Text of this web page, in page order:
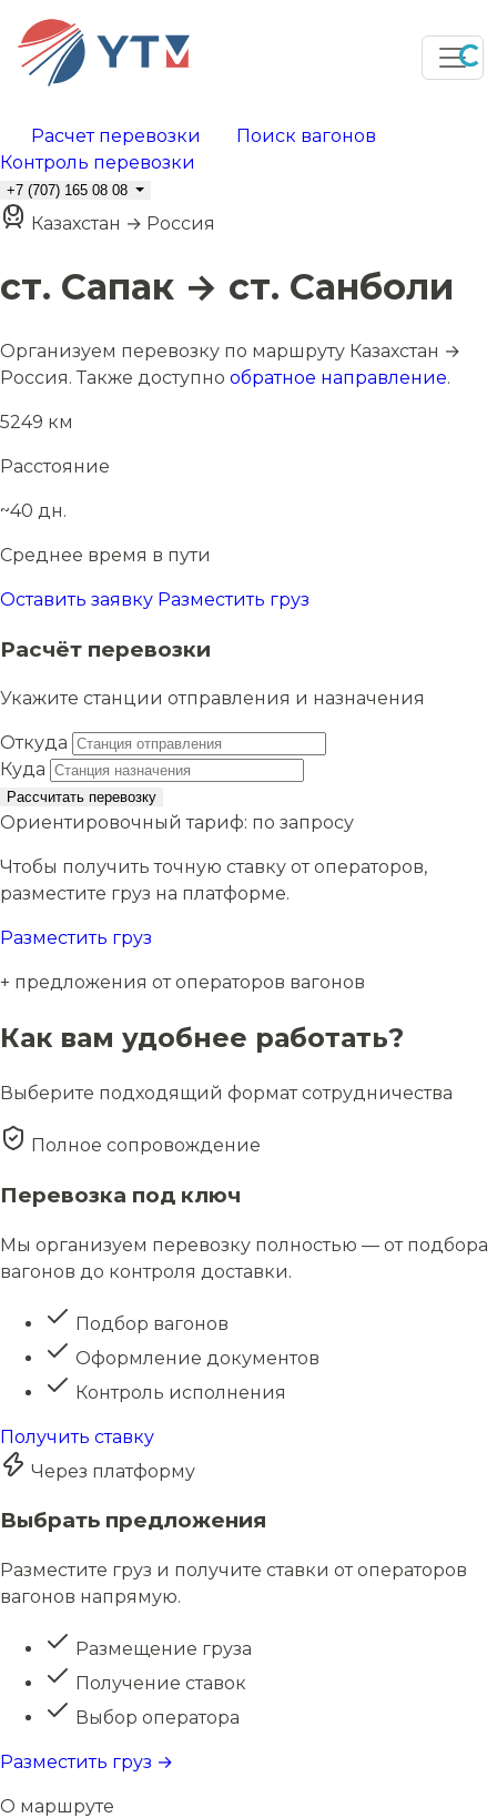
Расчет перевозки
Поиск вагонов
Контроль перевозки
+7 (707) 165 08 08
Казахстан → Россия
ст. Сапак → ст. Санболи
Организуем перевозку по маршруту Казахстан →
Россия. Также доступно обратное направление.
5249 км
Расстояние
~40 дн.
Среднее время в пути
Оставить заявку Разместить груз
Расчёт перевозки
Укажите станции отправления и назначения
Откуда
Куда
Рассчитать перевозку
Ориентировочный тариф: по запросу
Чтобы получить точную ставку от операторов,
разместите груз на платформе.
Разместить груз
+ предложения от операторов вагонов
Как вам удобнее работать?
Выберите подходящий формат сотрудничества
Полное сопровождение
Перевозка под ключ
Мы организуем перевозку полностью — от подбора
вагонов до контроля доставки.
Подбор вагонов
Оформление документов
Контроль исполнения
Получить ставку
Через платформу
Выбрать предложения
Разместите груз и получите ставки от операторов
вагонов напрямую.
Размещение груза
Получение ставок
Выбор оператора
Разместить груз →
О маршруте